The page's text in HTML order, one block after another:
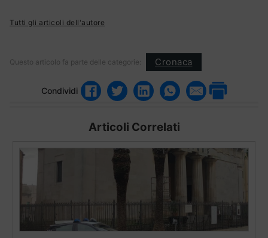
Tutti gli articoli dell'autore
Questo articolo fa parte delle categorie: Cronaca
Condividi
Articoli Correlati